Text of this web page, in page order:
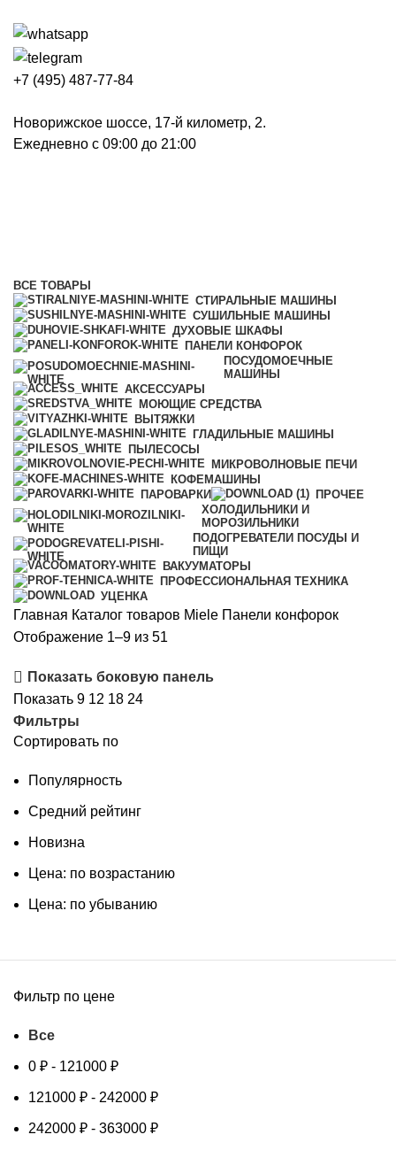
+7 (495) 487-77-84
Новорижское шоссе, 17-й километр, 2.
Ежедневно с 09:00 до 21:00
ВСЕ ТОВАРЫ
СТИРАЛЬНЫЕ МАШИНЫ
СУШИЛЬНЫЕ МАШИНЫ
ДУХОВЫЕ ШКАФЫ
ПАНЕЛИ КОНФОРОК
ПОСУДОМОЕЧНЫЕ
МАШИНЫ
АКСЕССУАРЫ
МОЮЩИЕ СРЕДСТВА
ВЫТЯЖКИ
ГЛАДИЛЬНЫЕ МАШИНЫ
ПЫЛЕСОСЫ
МИКРОВОЛНОВЫЕ ПЕЧИ
КОФЕМАШИНЫ
ПАРОВАРКИ
ПРОЧЕЕ
ХОЛОДИЛЬНИКИ И
МОРОЗИЛЬНИКИ
ПОДОГРЕВАТЕЛИ ПОСУДЫ И
ПИЩИ
ВАКУУМАТОРЫ
ПРОФЕССИОНАЛЬНАЯ ТЕХНИКА
УЦЕНКА
Главная Каталог товаров Miele Панели конфорок
Отображение 1–9 из 51
недавние
Показать боковую панель
Показать 9 12 18 24
Фильтры
Сортировать по
Популярность
Средний рейтинг
Новизна
Цена: по возрастанию
Цена: по убыванию
Фильтр по цене
Все
0 ₽ - 121000 ₽
121000 ₽ - 242000 ₽
242000 ₽ - 363000 ₽